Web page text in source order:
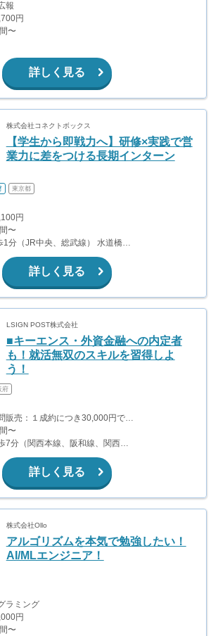
報
円
〜
詳しく見る
株式会社コネクトボックス
【学生から即戦力へ】研修×実践で営
業力に差をつける長期インターン
東京都
円
〜
水道橋駅から徒歩1分（JR中央、総武線） 水道橋駅から徒歩6分（都営三田線）
詳しく見る
LSIGN POST株式会社
■キーエンス・外資金融への内定者
も！就活無双のスキルを習得しよ
う！
府
【成果報酬】 訪問販売：１成約につき30,000円です。 例えば、光インターネットの成約であれば、平均的に2.5日で1件の契約が見込めます。（12,000円/1日6時間稼働） ＜月収例＞月に100万以上稼ぐ方もいます！ ・月5件成約：150,000円 ・月15件成約：450,000円 ・月30成約：900,000円➕マネジメントインセンティブ300,000円 合計1,200,000円 時給換算で2,000円程度が、平均的なインターン生の報酬となっています。
〜
JR難波駅から徒歩7分（関西本線、阪和線、関西空港線） 大阪難波駅から徒歩13分（近鉄奈良線、阪神なんば線） 桜川駅から徒歩4分（大阪メトロ千日前線、阪神なんば線）
詳しく見る
株式会社Ollo
アルゴリズムを本気で勉強したい！
AI/MLエンジニア！
ラミング
円
〜